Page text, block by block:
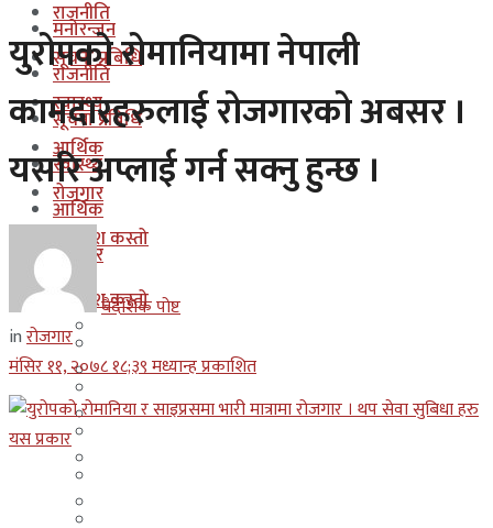
राजनीति
सूचना प्रबिधि
स्वास्थ्य
आर्थिक
रोजगार
कुन देश कस्तो
इजरायल
कुवेत
दक्षिण कोरीया
मनोरन्जन
राजनीति
सूचना प्रबिधि
स्वास्थ्य
आर्थिक
रोजगार
कुन देश कस्तो
युरोपको रोमानियामा नेपाली
कामदारहरुलाई रोजगारको अबसर ।
यसरि अप्लाई गर्न सक्नु हुन्छ ।
बैदेशिक पोष्ट
inरोजगार
मंसिर ११, २०७८ १८;३९ मध्यान्ह प्रकाशित